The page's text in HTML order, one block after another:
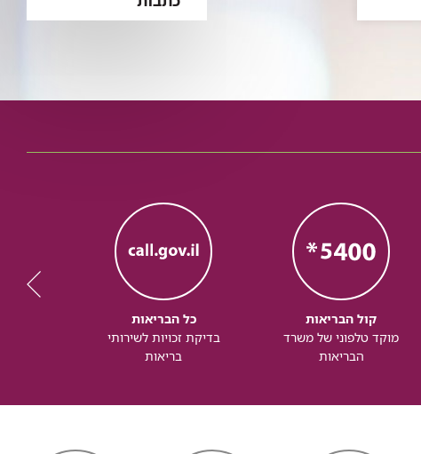
קול הבריאות
מוקד טלפוני של משרד
הבריאות
כל הבריאות
בדיקת זכויות לשירותי
בריאות